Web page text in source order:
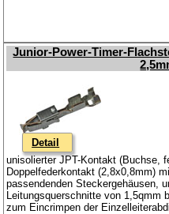
Junior-Power-Timer-
Detail
unisolierter JPT-Kontakt (Buchse,
Doppelfederkontakt (2,8x0,8mm)
passendenden Steckergehäusen,
Leitungsquerschnitte von 1,5qmm
zum Eincrimpen der